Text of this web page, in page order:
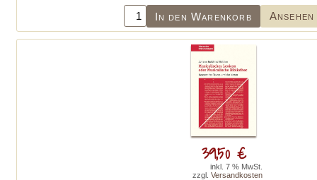
In den Warenkorb Ansehen
39,50 €
inkl. 7 % MwSt.
zzgl. Versandkosten